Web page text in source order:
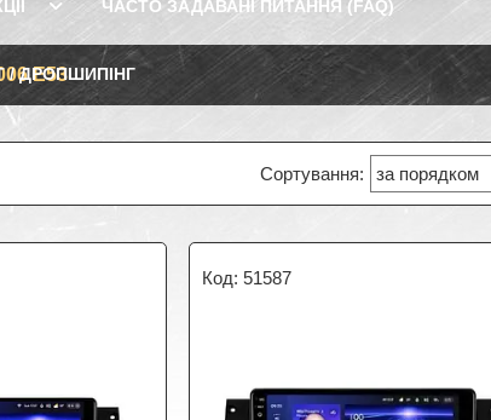
ЧАСТО ЗАДАВАНІ ПИТАННЯ (FAQ)
/ ДРОПШИПІНГ
E53
51587